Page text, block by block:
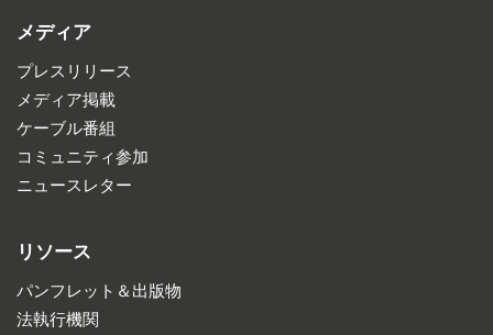
メディア
プレスリリース
メディア掲載
ケーブル番組
コミュニティ参加
ニュースレター
リソース
パンフレット＆出版物
法執行機関